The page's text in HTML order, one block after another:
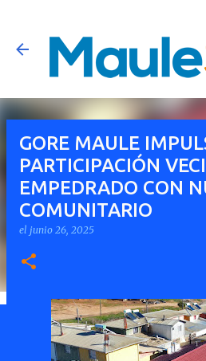
Ir al contenido
GORE MAULE
PARTICIPACIÓN
EMPEDRADO CON
COMUNITARIO
el junio 26, 2025